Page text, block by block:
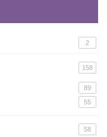
2
158
89
55
58